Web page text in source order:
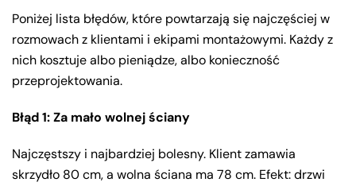
Poniżej lista błędów, które powtarzają się najczęściej w
rozmowach z klientami i ekipami montażowymi. Każdy z
nich kosztuje albo pieniądze, albo konieczność
przeprojektowania.
Błąd 1: Za mało wolnej ściany
Najczęstszy i najbardziej bolesny. Klient zamawia
skrzydło 80 cm, a wolna ściana ma 78 cm. Efekt: drzwi